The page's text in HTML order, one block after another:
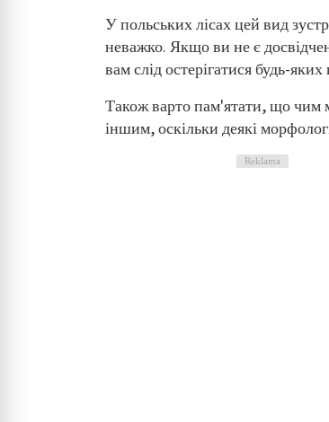
У польських лісах цей вид
неважко. Якщо ви не є
вам слід остерігатися будь-
Також варто пам'ятати, що чим
іншим, оскільки деякі
Reklama